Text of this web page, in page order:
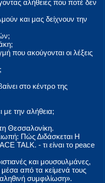
αλήθειες που ποτέ δεν
και μας δείχνουν την
που ακούγονται οι λέξεις
στο κέντρο της
την αλήθεια;
Θεσσαλονίκη.
Πώς Διδάσκεται Η
TALK. - τι είναι το peace
και μουσουλμάνες,
από τα κείμενά τους
συμφιλίωση».